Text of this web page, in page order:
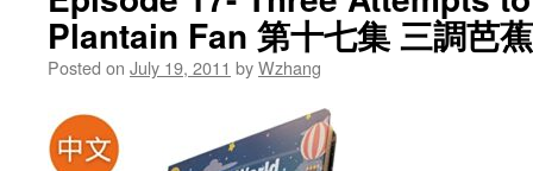
Plantain Fan 第十七集 三調芭
Posted on July 19, 2011 byWzhang